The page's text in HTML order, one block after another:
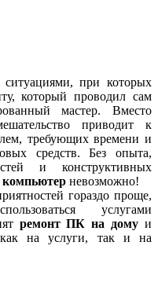
при которых
который проводил сам
мастер. Вместо
приводит к
требующих времени и
средств. Без опыта,
и конструктивных
компьютер невозможно!
гораздо проще,
услугами
ремонт ПК на дому и
как на услуги, так и на